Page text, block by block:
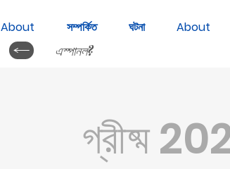
About সম্পর্কিত ঘটনা About
এস্পানল?
গ্রীষ্ম